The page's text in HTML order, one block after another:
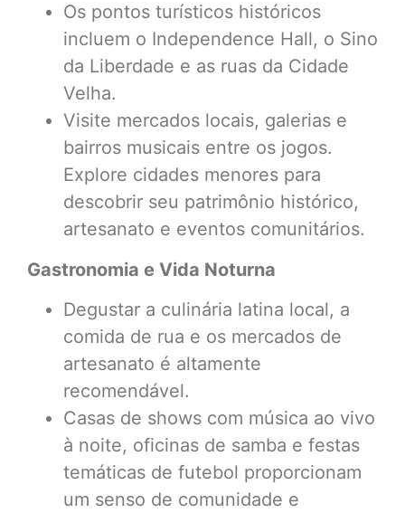
Os pontos turísticos históricos
incluem o Independence Hall, o Sino
da Liberdade e as ruas da Cidade
Velha.
Visite mercados locais, galerias e
bairros musicais entre os jogos.
Explore cidades menores para
descobrir seu patrimônio histórico,
artesanato e eventos comunitários.
Gastronomia e Vida Noturna
Degustar a culinária latina local, a
comida de rua e os mercados de
artesanato é altamente
recomendável.
Casas de shows com música ao vivo
à noite, oficinas de samba e festas
temáticas de futebol proporcionam
um senso de comunidade e